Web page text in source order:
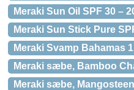
Meraki Sun Oil SPF 30 –
Meraki Sun Stick Pure
Meraki Svamp Bahamas
Meraki sæbe, Bamboo
Meraki sæbe,